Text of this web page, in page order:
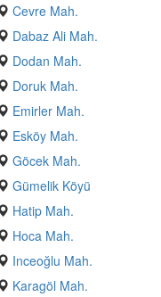
Cevre Mah.
Dabaz Ali Mah.
Dodan Mah.
Doruk Mah.
Emirler Mah.
Esköy Mah.
Göcek Mah.
Gümelik Köyü
Hatip Mah.
Hoca Mah.
Inceoğlu Mah.
Karagöl Mah.